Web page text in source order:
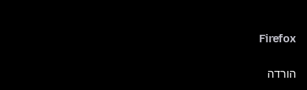
Firefox
הורדה